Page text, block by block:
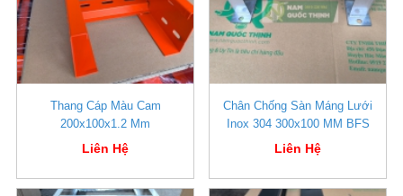
Thang Cáp Màu Cam
200x100x1.2 Mm
Liên Hệ
Chân Chống Sàn Máng Lưới
Inox 304 300x100 MM BFS
Liên Hệ